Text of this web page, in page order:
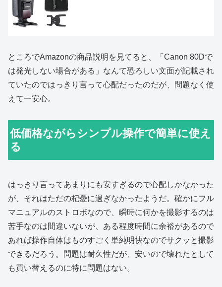
ところでAmazonの商品説明を見てると、「Canon 80Dで
は発光しない場合がある」なんて恐ろしい文面が記載され
ていたのではっきり言って心配だったのだが、問題なく使
えて一安心。
低価格ながらシンプル操作で簡単に使え
る
はっきり言ってあまりにも安すぎるので心配しかなかった
が、それはただの杞憂に過ぎなかったようだ。確かにフル
マニュアルのストロボなので、瞬時に何かを撮影するのは
苦手なのは間違いないが、ある程度時間に余裕があるので
あれば操作自体はものすごく単純明快なのでサクッと撮影
できるだろう。問題は耐久性だが、安いので壊れたとして
も買い替えるのに特に問題はない。